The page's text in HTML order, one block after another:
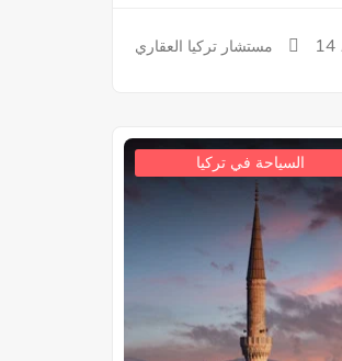
مستشار تركيا العقاري 14
السياحة في تركيا